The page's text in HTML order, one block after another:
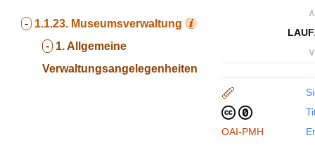
- 1.1.23. Museumsverwaltung
- 1. Allgemeine
Verwaltungsangelegenheiten
∧
∨
OAI-PMH